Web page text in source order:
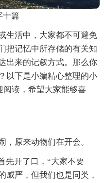
十篇
生活中，大家都不可避免
把记忆中所存储的有关知
出来的记叙方式。那么你
以下是小编精心整理的小
阅读，希望大家能够喜
，原来动物们在开会。
先开了口，“大家不要
威严，但我们也是同类，